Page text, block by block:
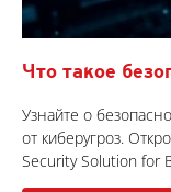
Что такое
Узнайте о
от киберугроз.
Security Solution for